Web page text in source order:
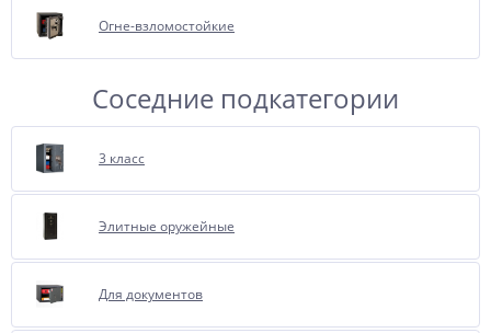
Огне-взломостойкие
Соседние подкатегории
3 класс
Элитные оружейные
Для документов